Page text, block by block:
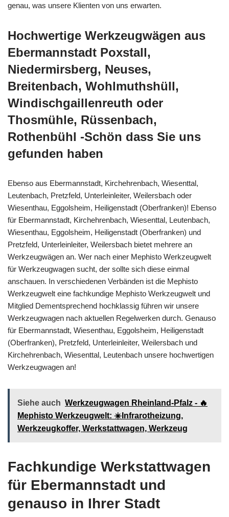
genau, was unsere Klienten von uns erwarten.
Hochwertige Werkzeugwägen aus
Ebermannstadt Poxstall,
Niedermirsberg, Neuses,
Breitenbach, Wohlmuthshüll,
Windischgaillenreuth oder
Thosmühle, Rüssenbach,
Rothenbühl -Schön dass Sie uns
gefunden haben
Ebenso aus Ebermannstadt, Kirchehrenbach, Wiesenttal,
Leutenbach, Pretzfeld, Unterleinleiter, Weilersbach oder
Wiesenthau, Eggolsheim, Heiligenstadt (Oberfranken)! Ebenso
für Ebermannstadt, Kirchehrenbach, Wiesenttal, Leutenbach,
Wiesenthau, Eggolsheim, Heiligenstadt (Oberfranken) und
Pretzfeld, Unterleinleiter, Weilersbach bietet mehrere an
Werkzeugwägen an. Wer nach einer Mephisto Werkzeugwelt
für Werkzeugwagen sucht, der sollte sich diese einmal
anschauen. In verschiedenen Verbänden ist die Mephisto
Werkzeugwelt eine fachkundige Mephisto Werkzeugwelt und
Mitglied Dementsprechend hochklassig führen wir unsere
Werkzeugwagen nach aktuellen Regelwerken durch. Genauso
für Ebermannstadt, Wiesenthau, Eggolsheim, Heiligenstadt
(Oberfranken), Pretzfeld, Unterleinleiter, Weilersbach und
Kirchehrenbach, Wiesenttal, Leutenbach unsere hochwertigen
Werkzeugwagen an!
Siehe auch Werkzeugwagen Rheinland-Pfalz - 🔥
Mephisto Werkzeugwelt: ☀️Infrarotheizung,
Werkzeugkoffer, Werkstattwagen, Werkzeug
Fachkundige Werkstattwagen
für Ebermannstadt und
genauso in Ihrer Stadt